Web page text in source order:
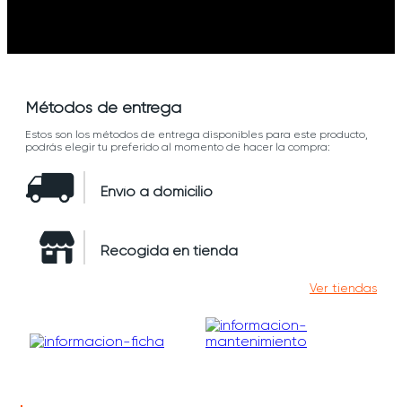
Métodos de entrega
Estos son los métodos de entrega disponibles para este producto,
podrás elegir tu preferido al momento de hacer la compra:
Envío a domicilio
Recogida en tienda
Ver tiendas